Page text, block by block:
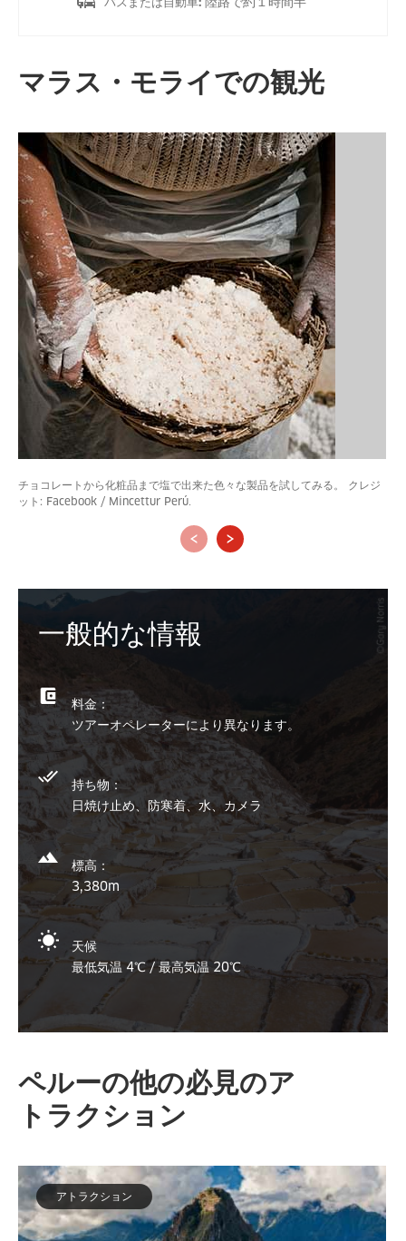
マラス・モライでの観光
チョコレートから化粧品まで塩で出来た色々な製品を試してみる。 クレジ
ット: Facebook / Mincettur Perú.
‹ ›
一般的な情報
料金：
ツアーオペレーターにより異なります。
持ち物：
日焼け止め、防寒着、水、カメラ
標高：
3,380m
天候
最低気温 4℃ / 最高気温 20℃
ペルーの他の必見のア
トラクション
アトラクション